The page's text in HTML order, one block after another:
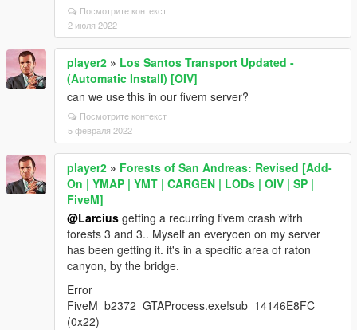
Посмотрите контекст
2 июля 2022
player2 » Los Santos Transport Updated -
(Automatic Install) [OIV]
can we use this in our fivem server?
Посмотрите контекст
5 февраля 2022
player2 » Forests of San Andreas: Revised [Add-
On | YMAP | YMT | CARGEN | LODs | OIV | SP |
FiveM]
@Larcius getting a recurring fivem crash witrh
forests 3 and 3.. Myself an everyoen on my server
has been getting it. it's in a specific area of raton
canyon, by the bridge.
Error
FiveM_b2372_GTAProcess.exe!sub_14146E8FC
(0x22)